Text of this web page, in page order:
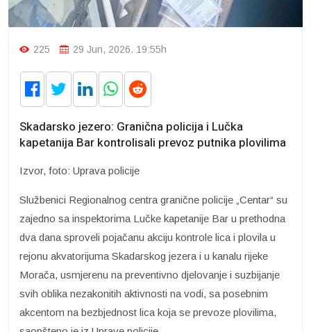
225 29 Jun, 2026. 19:55h
Skadarsko jezero: Granična policija i Lučka
kapetanija Bar kontrolisali prevoz putnika plovilima
Izvor, foto: Uprava policije
Službenici Regionalnog centra granične policije „Centar“ su
zajedno sa inspektorima Lučke kapetanije Bar u prethodna
dva dana sproveli pojačanu akciju kontrole lica i plovila u
rejonu akvatorijuma Skadarskog jezera i u kanalu rijeke
Morača, usmjerenu na preventivno djelovanje i suzbijanje
svih oblika nezakonitih aktivnosti na vodi, sa posebnim
akcentom na bezbjednost lica koja se prevoze plovilima,